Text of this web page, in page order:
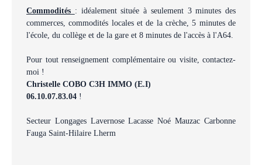
Commodités : idéalement située à seulement 3 minutes des
commerces, commodités locales et de la crèche, 5 minutes de
l'école, du collège et de la gare et 8 minutes de l'accès à l'A64.
Pour tout renseignement complémentaire ou visite, contactez-
moi !
Christelle COBO C3H IMMO (E.I)
06.10.07.83.04 !
Secteur Longages Lavernose Lacasse Noé Mauzac Carbonne
Fauga Saint-Hilaire Lherm